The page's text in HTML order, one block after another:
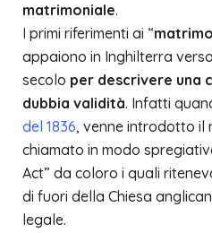
matrimoniale.
I primi riferimenti ai “
appaiono in Inghilterra
secolo per descrivere una
dubbia validità. Infatti
del 1836, venne introdotto il
chiamato in modo
Act” da coloro i quali
di fuori della Chiesa
legale.